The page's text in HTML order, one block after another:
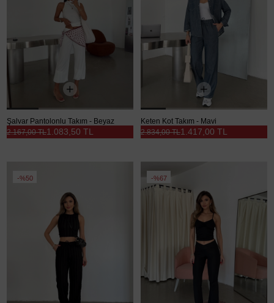
Şalvar Pantolonlu Takım - Beyaz
1.083,50 TL
2.167,00 TL
Keten Kot Takım - Mavi
1.417,00 TL
2.834,00 TL
%50 %67